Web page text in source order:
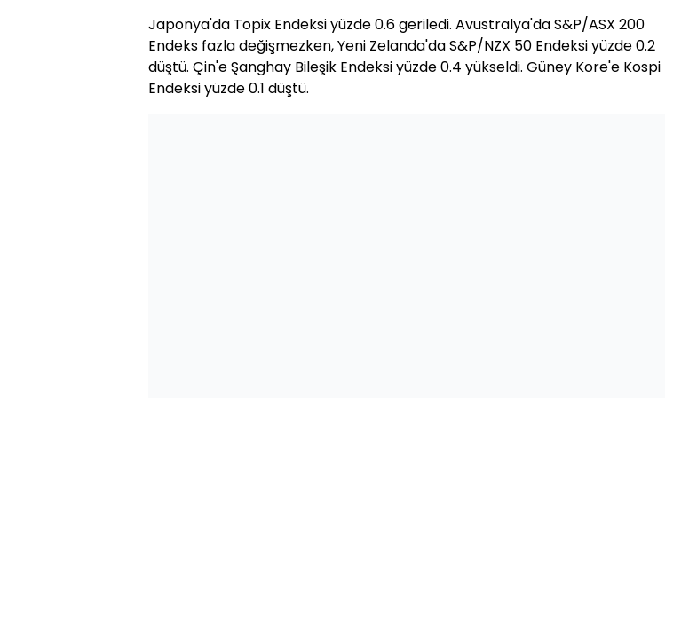
Japonya'da Topix Endeksi yüzde 0.6 geriledi. Avustralya'da S&P/ASX 200
Endeks fazla değişmezken, Yeni Zelanda'da S&P/NZX 50 Endeksi yüzde 0.2
düştü. Çin'e Şanghay Bileşik Endeksi yüzde 0.4 yükseldi. Güney Kore'e Kospi
Endeksi yüzde 0.1 düştü.